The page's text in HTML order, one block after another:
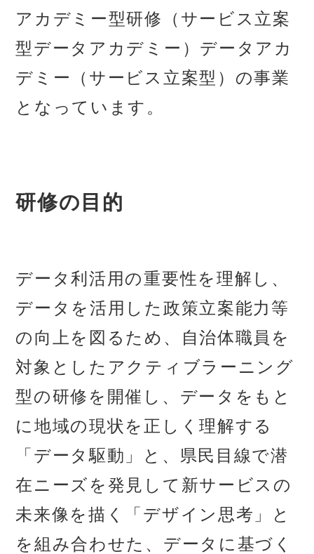
アカデミー型研修（サービス立案
型データアカデミー）データアカ
デミー（サービス立案型）の事業
となっています。
研修の目的
データ利活用の重要性を理解し、
データを活用した政策立案能力等
の向上を図るため、自治体職員を
対象としたアクティブラーニング
型の研修を開催し、データをもと
に地域の現状を正しく理解する
「データ駆動」と、県民目線で潜
在ニーズを発見して新サービスの
未来像を描く「デザイン思考」と
を組み合わせた、データに基づく